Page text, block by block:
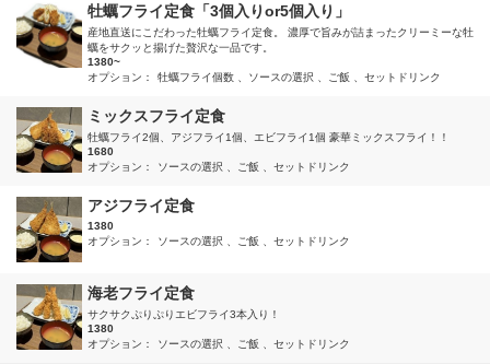
牡蠣フライ定食「3個入りor5個入り」
産地直送にこだわった牡蠣フライ定食。 濃厚で旨みが詰まったクリーミーな牡
蠣をサクッと揚げた贅沢な一品です。
1380~
オプション：
牡蠣フライ個数 ソースの選択 ご飯 セットドリンク
ミックスフライ定食
牡蠣フライ2個、アジフライ1個、エビフライ1個 豪華ミックスフライ！！
1680
オプション：
ソースの選択 ご飯 セットドリンク
アジフライ定食
1380
オプション：
ソースの選択 ご飯 セットドリンク
海老フライ定食
サクサクぷりぷりエビフライ3本入り！
1380
オプション：
ソースの選択 ご飯 セットドリンク